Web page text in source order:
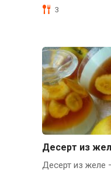
3
Десерт из
Десерт из желе